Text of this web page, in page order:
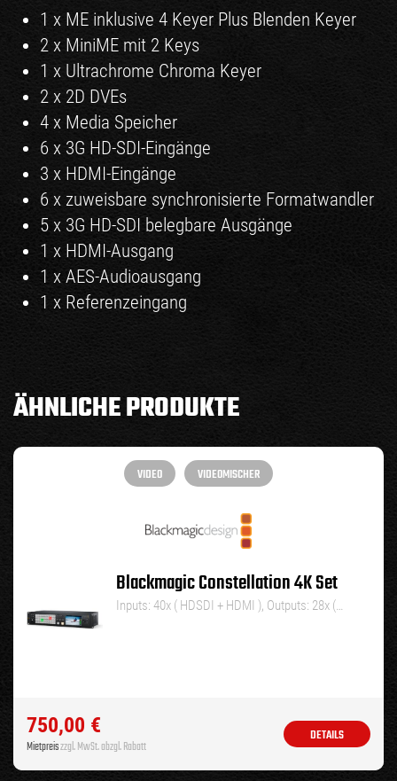
1 x ME inklusive 4 Keyer Plus Blenden Keyer
2 x MiniME mit 2 Keys
1 x Ultrachrome Chroma Keyer
2 x 2D DVEs
4 x Media Speicher
6 x 3G HD-SDI-Eingänge
3 x HDMI-Eingänge
6 x zuweisbare synchronisierte Formatwandler
5 x 3G HD-SDI belegbare Ausgänge
1 x HDMI-Ausgang
1 x AES-Audioausgang
1 x Referenzeingang
ÄHNLICHE PRODUKTE
VIDEO VIDEOMISCHER
Blackmagic Constellation 4K Set
Inputs: 40x ( HDSDI + HDMI ), Outputs: 28x (…
750,00 €
Mietpreiszzgl. MwSt. abzgl. Rabatt
DETAILS